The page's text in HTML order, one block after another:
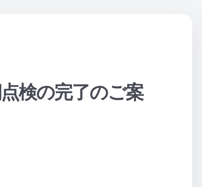
検の完了のご案